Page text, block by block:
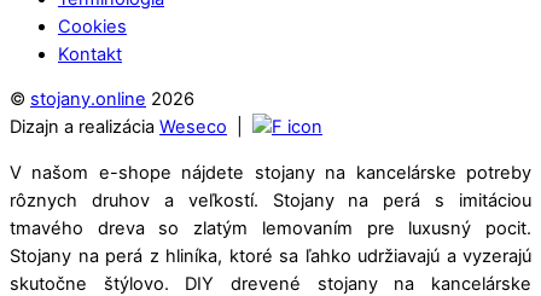
Cookies
Kontakt
© stojany.online 2026
Dizajn a realizácia Weseco
V našom e-shope nájdete stojany na kancelárske potreby
rôznych druhov a veľkostí. Stojany na perá s imitáciou
tmavého dreva so zlatým lemovaním pre luxusný pocit.
Stojany na perá z hliníka, ktoré sa ľahko udržiavajú a vyzerajú
skutočne štýlovo. DIY drevené stojany na kancelárske